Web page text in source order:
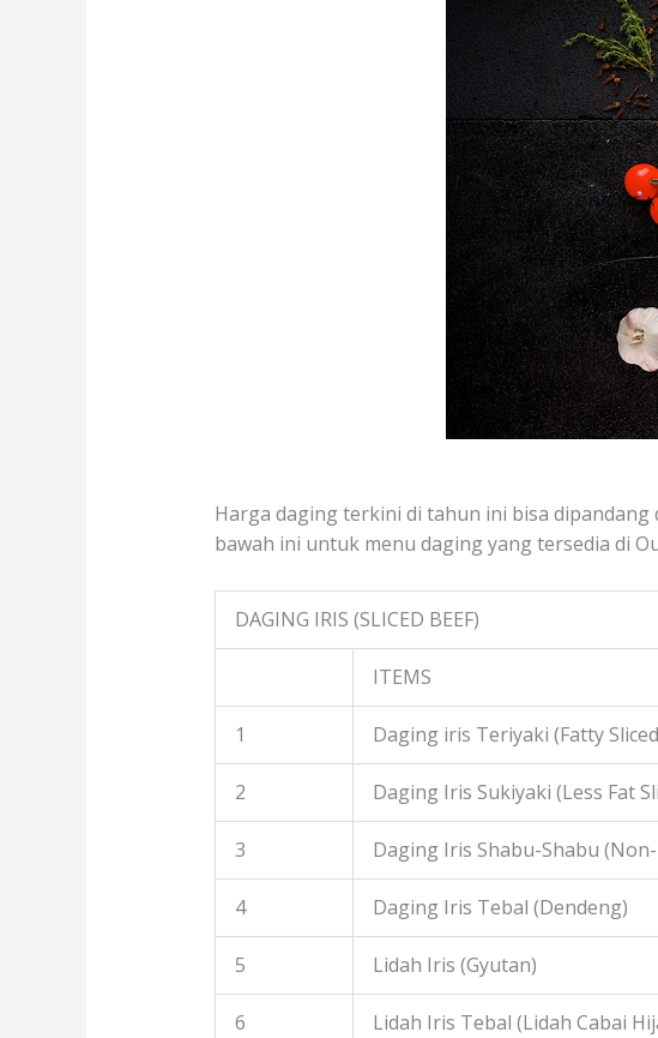
Harga daging terkini di tahun ini bisa
bawah ini untuk menu daging yang tersedia di
DAGING IRIS (SLICED BEEF)
ITEMS
1 Daging iris Teriyaki (Fatty
2 Daging Iris Sukiyaki (Less Fat
3 Daging Iris Shabu-Shabu (Non-
4 Daging Iris Tebal (Dendeng)
5 Lidah Iris (Gyutan)
6 Lidah Iris Tebal (Lidah Cabai